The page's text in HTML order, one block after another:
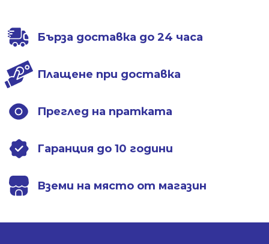
Бърза доставка до 24 часа
Плащене при доставка
Преглед на пратката
Гаранция до 10 години
Вземи на място от магазин